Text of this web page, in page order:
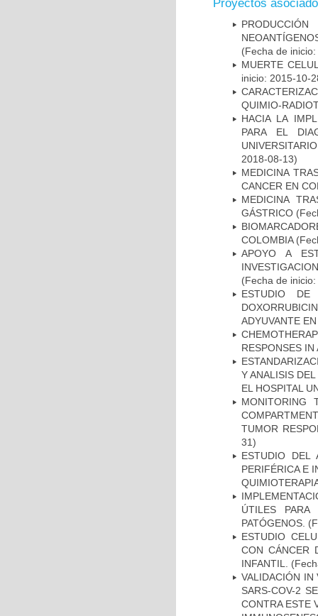
Proyectos
(Fecha de
MUERTE
inicio: 2015-10-
QUIMIO-
HACIA LA
PARA EL
2018-08-13)
MEDICINA
CANCER EN
MEDICINA
GÁSTRICO
COLOMBIA
APOYO A
(Fecha de
ESTUDIO DE
ADYUVANTE
RESPONSES IN
Y ANALISIS
EL HOSPITAL
MONITORING
TUMOR
31)
ESTUDIO DEL
PERIFÉRICA E
ÚTILES
PATÓGENOS.
ESTUDIO
CON CÁNCER
INFANTIL.
VALIDACIÓN IN
SARS-COV-2
CONTRA ESTE